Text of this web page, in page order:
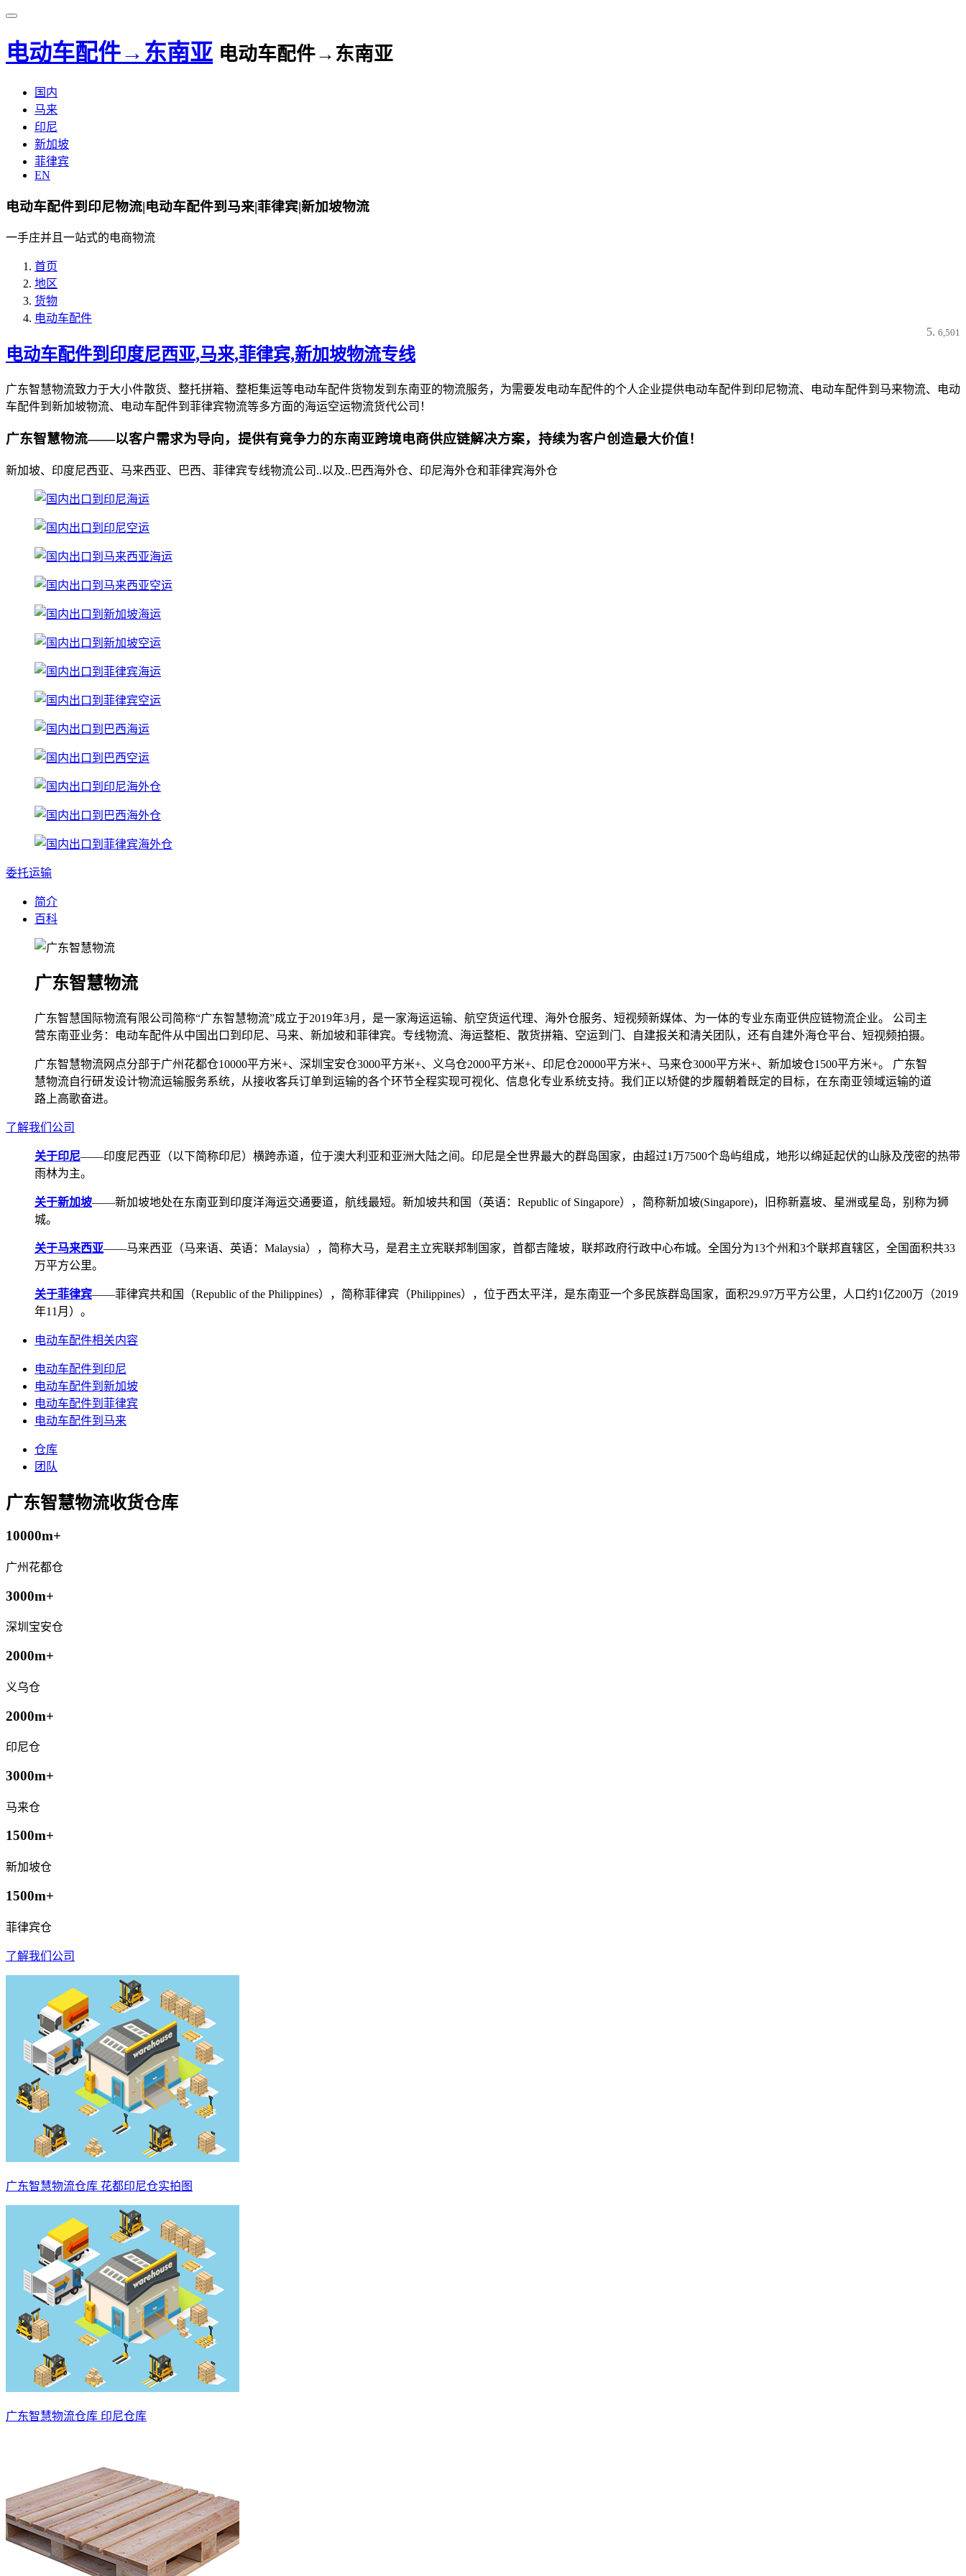
电动车配件→东南亚 电动车配件→东南亚
国内
马来
印尼
新加坡
菲律宾
EN
电动车配件到印尼物流|电动车配件到马来|菲律宾|新加坡物流
一手庄并且一站式的电商物流
首页
地区
货物
电动车配件
6,501
电动车配件到印度尼西亚,马来,菲律宾,新加坡物流专线
广东智慧物流致力于大小件散货、整托拼箱、整柜集运等电动车配件货物发到东南亚的物流服务，为需要发电动车配件的个人企业提供电动车配件到印尼物流、电动车配件到马来物流、电动
车配件到新加坡物流、电动车配件到菲律宾物流等多方面的海运空运物流货代公司！
广东智慧物流——以客户需求为导向，提供有竟争力的东南亚跨境电商供应链解决方案，持续为客户创造最大价值！
新加坡、印度尼西亚、马来西亚、巴西、菲律宾专线物流公司..以及..巴西海外仓、印尼海外仓和菲律宾海外仓
委托运输
简介
百科
广东智慧物流
广东智慧国际物流有限公司简称“广东智慧物流”成立于2019年3月，是一家海运运输、航空货运代理、海外仓服务、短视频新媒体、为一体的专业东南亚供应链物流企业。 公司主
营东南亚业务：电动车配件从中国出口到印尼、马来、新加坡和菲律宾。专线物流、海运整柜、散货拼箱、空运到门、自建报关和清关团队，还有自建外海仓平台、短视频拍摄。
广东智慧物流网点分部于广州花都仓10000平方米+、深圳宝安仓3000平方米+、义乌仓2000平方米+、印尼仓20000平方米+、马来仓3000平方米+、新加坡仓1500平方米+。 广东智
慧物流自行研发设计物流运输服务系统，从接收客兵订单到运输的各个环节全程实现可视化、信息化专业系统支持。我们正以矫健的步履朝着既定的目标，在东南亚领域运输的道
路上高歌奋进。
了解我们公司
关于印尼——印度尼西亚（以下简称印尼）横跨赤道，位于澳大利亚和亚洲大陆之间。印尼是全世界最大的群岛国家，由超过1万7500个岛屿组成，地形以绵延起伏的山脉及茂密的热带
雨林为主。
关于新加坡——新加坡地处在东南亚到印度洋海运交通要道，航线最短。新加坡共和国（英语：Republic of Singapore），简称新加坡(Singapore)，旧称新嘉坡、星洲或星岛，别称为狮
城。
关于马来西亚——马来西亚（马来语、英语：Malaysia），简称大马，是君主立宪联邦制国家，首都吉隆坡，联邦政府行政中心布城。全国分为13个州和3个联邦直辖区，全国面积共33
万平方公里。
关于菲律宾——菲律宾共和国（Republic of the Philippines），简称菲律宾（Philippines），位于西太平洋，是东南亚一个多民族群岛国家，面积29.97万平方公里，人口约1亿200万（2019
年11月）。
电动车配件相关内容
电动车配件到印尼
电动车配件到新加坡
电动车配件到菲律宾
电动车配件到马来
仓库
团队
广东智慧物流收货仓库
10000m+
广州花都仓
3000m+
深圳宝安仓
2000m+
义乌仓
2000m+
印尼仓
3000m+
马来仓
1500m+
新加坡仓
1500m+
菲律宾仓
了解我们公司
广东智慧物流仓库 花都印尼仓实拍图
广东智慧物流仓库 印尼仓库